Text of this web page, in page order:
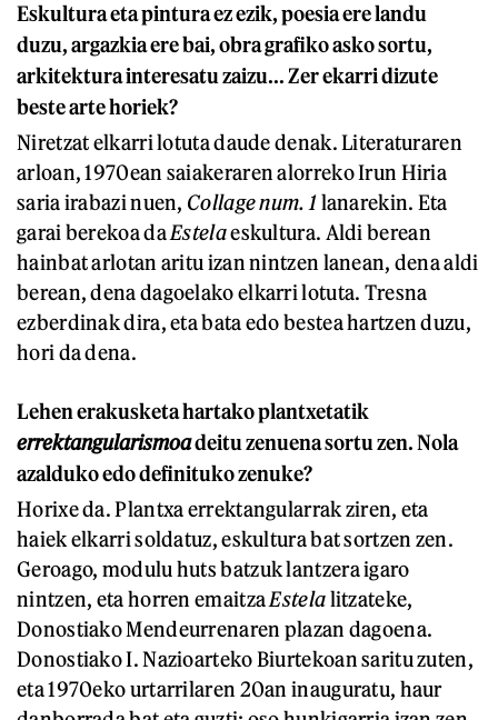
Eskultura eta pintura ez ezik, poesia ere landu
duzu, argazkia ere bai, obra grafiko asko sortu,
arkitektura interesatu zaizu... Zer ekarri dizute
beste arte horiek?
Niretzat elkarri lotuta daude denak. Literaturaren
arloan, 1970ean saiakeraren alorreko Irun Hiria
saria irabazi nuen, Collage num. 1lanarekin. Eta
garai berekoa daEstelaeskultura. Aldi berean
hainbat arlotan aritu izan nintzen lanean, dena aldi
berean, dena dagoelako elkarri lotuta. Tresna
ezberdinak dira, eta bata edo bestea hartzen duzu,
hori da dena.
Lehen erakusketa hartako plantxetatik
errektangularismoadeitu zenuena sortu zen. Nola
azalduko edo definituko zenuke?
Horixe da. Plantxa errektangularrak ziren, eta
haiek elkarri soldatuz, eskultura bat sortzen zen.
Geroago, modulu huts batzuk lantzera igaro
nintzen, eta horren emaitzaEstelalitzateke,
Donostiako Mendeurrenaren plazan dagoena.
Donostiako I. Nazioarteko Biurtekoan saritu zuten,
eta 1970eko urtarrilaren 20an inauguratu, haur